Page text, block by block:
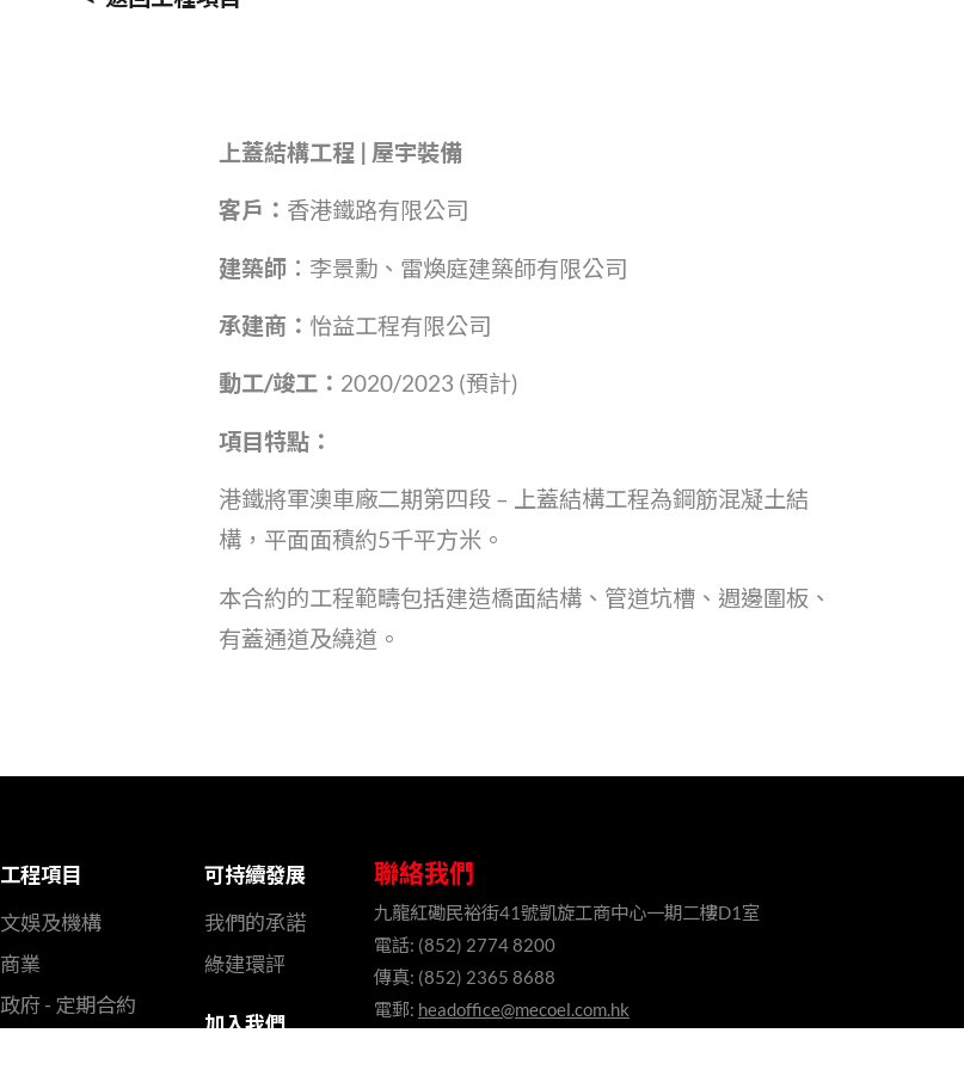
上蓋結構工程 屋宇裝備
客戶： 香港鐵路有限公司
建築師︰ 李景勳、雷煥庭建築師有限公司
承建商： 怡益工程有限公司
動工/竣工： 2020/2023 (預計)
項目特點：
港鐵將軍澳車廠二期第四段 – 上蓋結構工程為鋼筋混凝土結
構，平面面積約5千平方米。
本合約的工程範疇包括建造橋面結構、管道坑槽、週邊圍板、
有蓋通道及繞道。
工程項目
文娛及機構
商業
政府 - 定期合約
可持續發展
我們的承諾
綠建環評
加入我們
聯絡我們
九龍紅磡民裕街41號凱旋工商中心一期二樓D1室
電話: (852) 2774 8200
傳真: (852) 2365 8688
電郵: headoffice@mecoel.com.hk